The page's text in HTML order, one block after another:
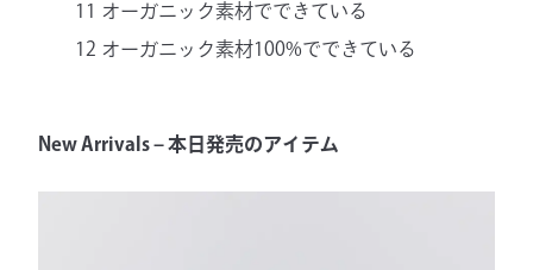
11 オーガニック素材でできている
12 オーガニック素材100%でできている
New Arrivals – 本日発売のアイテム